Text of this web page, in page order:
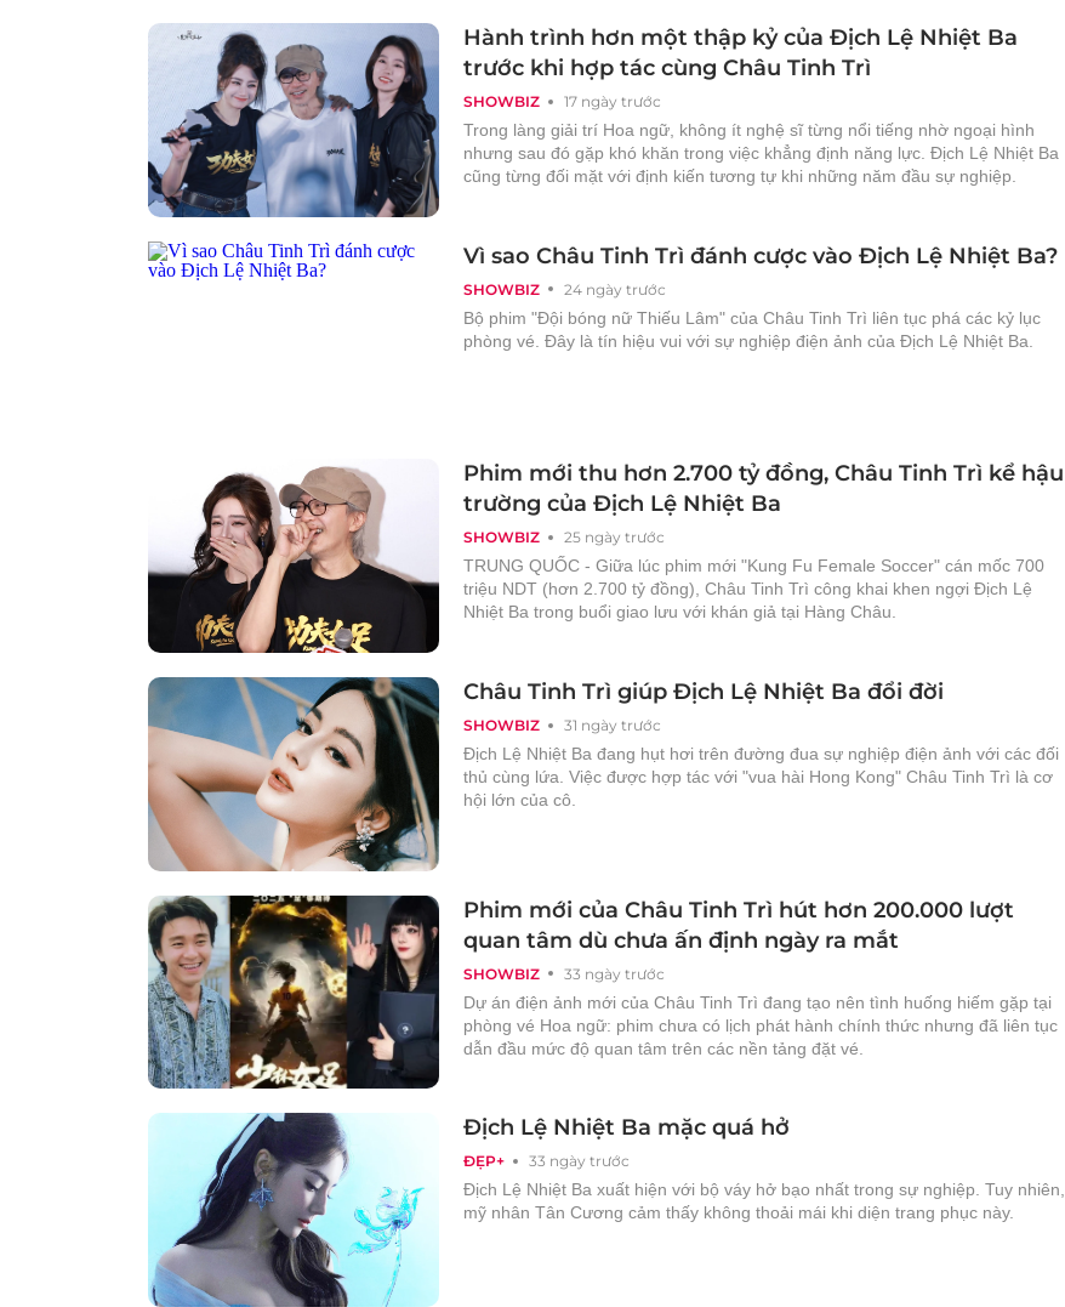
SHOWBIZ 17 ngày trước
Hành trình hơn một thập kỷ của Địch Lệ Nhiệt Ba
trước khi hợp tác cùng Châu Tinh Trì
Trong làng giải trí Hoa ngữ, không ít nghệ sĩ từng nổi tiếng nhờ ngoại hình
nhưng sau đó gặp khó khăn trong việc khẳng định năng lực. Địch Lệ Nhiệt Ba
cũng từng đối mặt với định kiến tương tự khi những năm đầu sự nghiệp.
SHOWBIZ 24 ngày trước
Vì sao Châu Tinh Trì đánh cược vào Địch Lệ Nhiệt Ba?
Bộ phim "Đội bóng nữ Thiếu Lâm" của Châu Tinh Trì liên tục phá các kỷ lục
phòng vé. Đây là tín hiệu vui với sự nghiệp điện ảnh của Địch Lệ Nhiệt Ba.
SHOWBIZ 25 ngày trước
Phim mới thu hơn 2.700 tỷ đồng, Châu Tinh Trì kể hậu
trường của Địch Lệ Nhiệt Ba
TRUNG QUỐC - Giữa lúc phim mới "Kung Fu Female Soccer" cán mốc 700
triệu NDT (hơn 2.700 tỷ đồng), Châu Tinh Trì công khai khen ngợi Địch Lệ
Nhiệt Ba trong buổi giao lưu với khán giả tại Hàng Châu.
SHOWBIZ 31 ngày trước
Châu Tinh Trì giúp Địch Lệ Nhiệt Ba đổi đời
Địch Lệ Nhiệt Ba đang hụt hơi trên đường đua sự nghiệp điện ảnh với các đối
thủ cùng lứa. Việc được hợp tác với "vua hài Hong Kong" Châu Tinh Trì là cơ
hội lớn của cô.
SHOWBIZ 33 ngày trước
Phim mới của Châu Tinh Trì hút hơn 200.000 lượt
quan tâm dù chưa ấn định ngày ra mắt
Dự án điện ảnh mới của Châu Tinh Trì đang tạo nên tình huống hiếm gặp tại
phòng vé Hoa ngữ: phim chưa có lịch phát hành chính thức nhưng đã liên tục
dẫn đầu mức độ quan tâm trên các nền tảng đặt vé.
ĐẸP+ 33 ngày trước
Địch Lệ Nhiệt Ba mặc quá hở
Địch Lệ Nhiệt Ba xuất hiện với bộ váy hở bạo nhất trong sự nghiệp. Tuy nhiên,
mỹ nhân Tân Cương cảm thấy không thoải mái khi diện trang phục này.